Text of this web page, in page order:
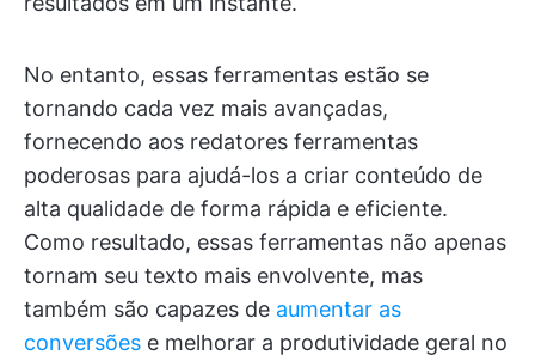
No entanto, essas ferramentas estão se
tornando cada vez mais avançadas,
fornecendo aos redatores ferramentas
poderosas para ajudá-los a criar conteúdo de
alta qualidade de forma rápida e eficiente.
Como resultado, essas ferramentas não apenas
tornam seu texto mais envolvente, mas
também são capazes de aumentar as
conversões e melhorar a produtividade geral no